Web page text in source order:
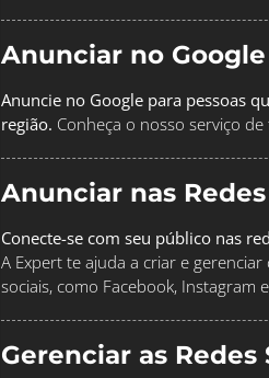
Anunciar no Google
Anuncie no Google para pessoas
região. Conheça o nosso serviço
Anunciar nas
Conecte-se com seu público nas
A Expert te ajuda a criar e
sociais, como Facebook, Instagram
Gerenciar as Redes